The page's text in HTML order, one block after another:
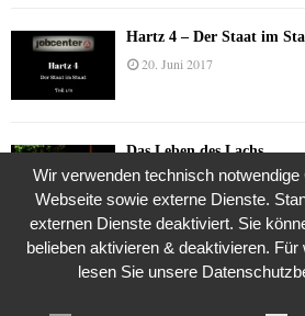
Hartz 4 – Der Staat im
20. Juni 2017
Das Leben des Lachs
12. Oktober 2020
Die Geschichte der
Wir verwenden technisch
Webseite sowie externe Dienste.
externen Dienste deaktiviert. Sie
belieben aktivieren & deaktivieren. Für
lesen Sie unsere